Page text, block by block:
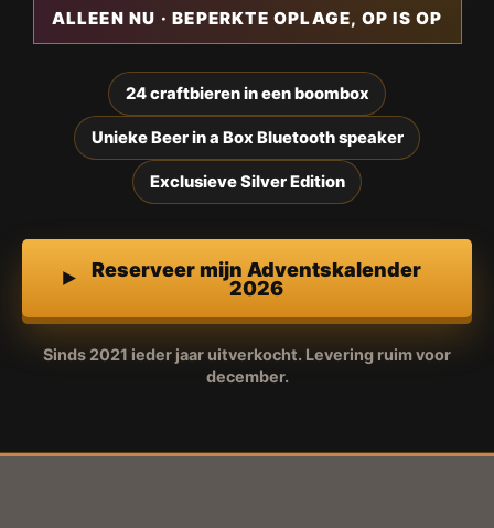
ALLEEN NU · BEPERKTE OPLAGE, OP IS OP
24 craftbieren in een boombox
Unieke Beer in a Box Bluetooth speaker
Exclusieve Silver Edition
Reserveer mijn Adventskalender
2026
Sinds 2021 ieder jaar uitverkocht. Levering ruim voor
december.